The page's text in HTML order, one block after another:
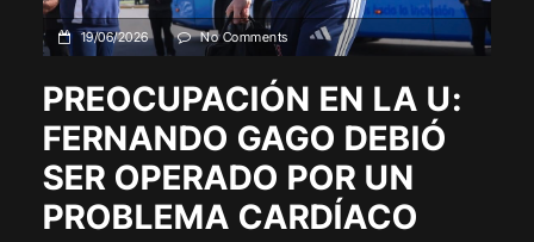
19/06/2026 No Comments
PREOCUPACIÓN EN LA U:
FERNANDO GAGO DEBIÓ
SER OPERADO POR UN
PROBLEMA CARDÍACO